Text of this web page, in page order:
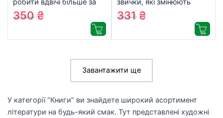
робити вдвічі більше за
менший час – Джефф
Сазерленд КСД
394₴
350₴
звички, які змінюють
життя – Браян Джефрі
Фоґґ BookChef
381₴
331₴
Завантажити ще
У категорії “Книги” ви знайдете широкий асортимент
літератури на будь-який смак. Тут представлені художні